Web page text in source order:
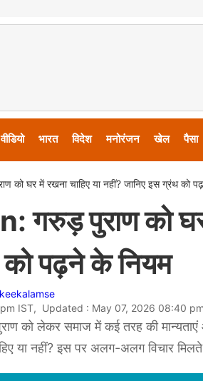
वीडियो भारत विदेश मनोरंजन खेल पैसा
को घर में रखना चाहिए या नहीं? जानिए इस ग्रंथ को
पुराण को घर
पढ़ने के नियम
IST, Updated : May 07, 2026 08:40
को लेकर समाज में कई तरह की मान्यताएं
या नहीं? इस पर अलग-अलग विचार